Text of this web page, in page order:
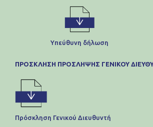
Υπεύθυνη δήλωση
ΠΡΟΣΚΛΗΣΗ ΠΡΟΣΛΗΨΗΣ ΓΕΝΙΚΟΥ
Πρόσκληση Γενικού Διευθυντή